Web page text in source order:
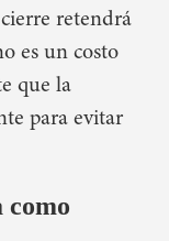
retendrá
es un costo
que la
para evitar
como